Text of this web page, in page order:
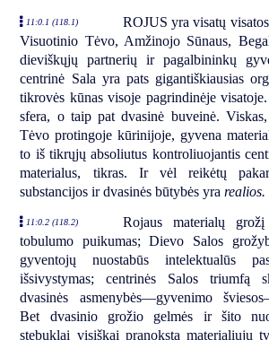
11:0.1 (118.1)
ROJUS yra visatų
Visuotinio Tėvo, Amžinojo Sūnaus,
dieviškųjų partnerių ir pagalbininkų
centrinė Sala yra pats gigantiškiausias
tikrovės kūnas visoje pagrindinėje
sfera, o taip pat dvasinė buveinė.
Tėvo protingoje kūrinijoje, gyvena
to iš tikrųjų absoliutus kontroliuojantis
materialus, tikras. Ir vėl reikėtų
substancijos ir dvasinės būtybės yrarealios.
11:0.2 (118.2)
Rojaus materialų
tobulumo puikumas; Dievo Salos
gyventojų nuostabūs intelektualūs
išsivystymas; centrinės Salos triumfą
dvasinės asmenybės—gyvenimo
Bet dvasinio grožio gelmės ir šito
stebuklai visiškai pranoksta materialiųjų